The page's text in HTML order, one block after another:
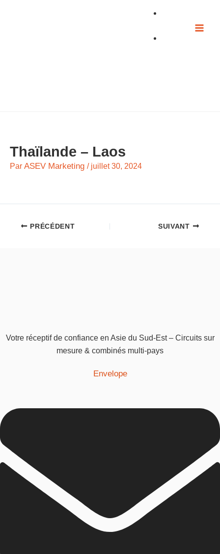
Thaïlande – Laos
Par ASEV Marketing / juillet 30, 2024
PRÉCÉDENT SUIVANT
Votre réceptif de confiance en Asie du Sud-Est – Circuits sur
mesure & combinés multi-pays
Envelope